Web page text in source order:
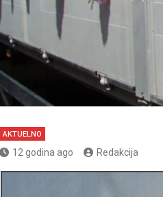
AKTUELNO
12 godina ago Redakcija